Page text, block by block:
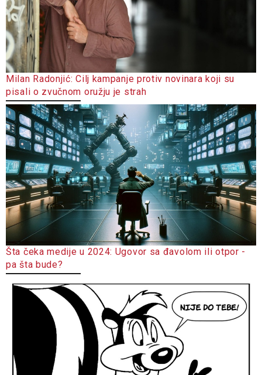
Milan Radonjić: Cilj kampanje protiv novinara koji su
pisali o zvučnom oružju je strah
Šta čeka medije u 2024: Ugovor sa đavolom ili otpor -
pa šta bude?